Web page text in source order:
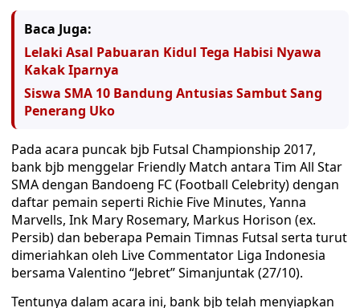
Baca Juga:
Lelaki Asal Pabuaran Kidul Tega Habisi Nyawa
Kakak Iparnya
Siswa SMA 10 Bandung Antusias Sambut Sang
Penerang Uko
Pada acara puncak bjb Futsal Championship 2017,
bank bjb menggelar Friendly Match antara Tim All Star
SMA dengan Bandoeng FC (Football Celebrity) dengan
daftar pemain seperti Richie Five Minutes, Yanna
Marvells, Ink Mary Rosemary, Markus Horison (ex.
Persib) dan beberapa Pemain Timnas Futsal serta turut
dimeriahkan oleh Live Commentator Liga Indonesia
bersama Valentino “Jebret” Simanjuntak (27/10).
Tentunya dalam acara ini, bank bjb telah menyiapkan